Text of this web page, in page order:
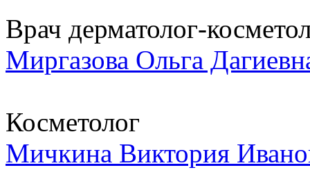
Врач дерматолог-
Миргазова Ольга
Косметолог
Мичкина Виктория